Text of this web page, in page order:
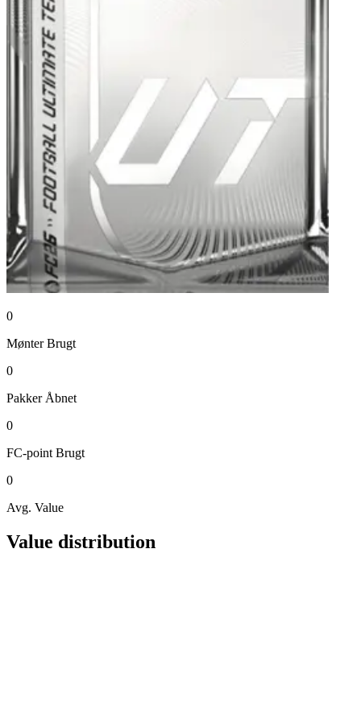
0
Mønter Brugt
0
Pakker Åbnet
0
FC-point Brugt
0
Avg. Value
Value distribution